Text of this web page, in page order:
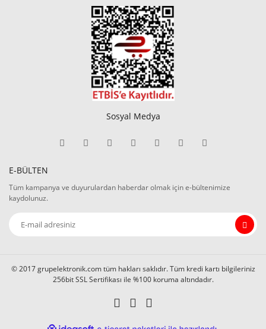
Sosyal Medya
E-BÜLTEN
Tüm kampanya ve duyurulardan haberdar olmak için e-bültenimize
kaydolunuz.
© 2017 grupelektronik.com tüm hakları saklıdır. Tüm kredi kartı bilgileriniz
256bit SSL Sertifikası ile %100 koruma altındadır.